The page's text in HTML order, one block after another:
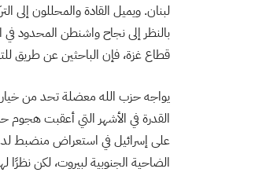
لبنان. ويميل القادة والمحللون إلى
بالنظر إلى نجاح واشنطن المحدود في
قطاع غزة، فإن الباحثين عن طريق
يواجه حزب الله معضلة تحد من
على إسرائيل في استعراض منضبط
الضاحية الجنوبية لبيروت، لكن